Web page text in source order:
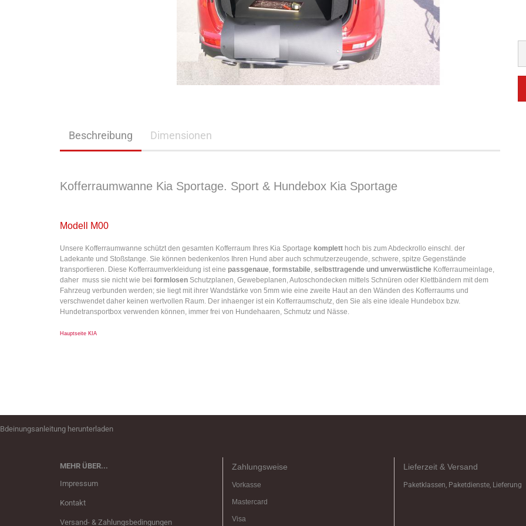
Beschreibung Dimensionen
Kofferraumwanne Kia Sportage. Sport & Hundebox Kia Sportage
Modell M00
Unsere Kofferraumwanne schützt den gesamten Kofferraum Ihres Kia Sportage komplett hoch bis zum Abdeckrollo einschl. der
Ladekante und Stoßstange. Sie können bedenkenlos Ihren Hund aber auch schmutzerzeugende, schwere, spitze Gegenstände
transportieren. Diese Kofferraumverkleidung ist eine passgenaue, formstabile, selbsttragende und unverwüstliche Kofferraumeinlage,
daher muss sie nicht wie bei formlosen Schutzplanen, Gewebeplanen, Autoschondecken mittels Schnüren oder Klettbändern mit dem
Fahrzeug verbunden werden; sie liegt mit ihrer Wandstärke von 5mm wie eine zweite Haut an den Wänden des Kofferraums und
verschwendet daher keinen wertvollen Raum. Der inhaenger ist ein Kofferraumschutz, den Sie als eine ideale Hundebox bzw.
Hundetransportbox verwenden können, immer frei von Hundehaaren, Schmutz und Nässe.
Hauptseite KIA
Bdeinungsanleitung herunterladen
MEHR ÜBER...
Impressum
Kontakt
Versand- & Zahlungsbedingungen
Zahlungsweise
Vorkasse
Mastercard
Visa
Lieferzeit & Versand
Paketklassen, Paketdienste, Lieferung